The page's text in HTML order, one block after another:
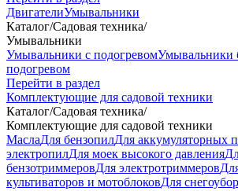
ДвигателиУмывальники
Каталог/Садовая техника/
Умывальники
Умывальники с подогревомУмывальники
подогревом
Перейти в раздел
Комплектующие для садовой техники
Каталог/Садовая техника/
Комплектующие для садовой техники
МаслаДля бензопилДля аккумуляторных
электропилДля моек высокого давления
бензотриммеровДля электротриммеров
культиваторов и мотоблоковДля